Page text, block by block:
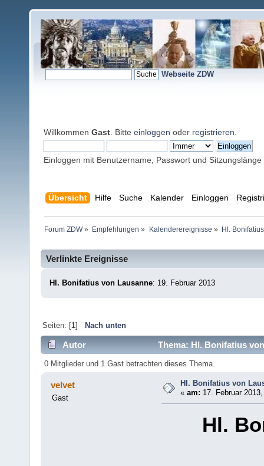
Webseite ZDW
Willkommen Gast . Bitte einloggen oder registrieren
Einloggen mit Benutzername, Passwort und Sitzungslänge
Übersicht Hilfe Suche Kalender Einloggen
Forum ZDW» Empfehlungen » Kalenderereignisse » Hl.
Verlinkte Ereignisse
Hl. Bonifatius von Lausanne: 19. Februar 2013
Seiten: [1] Nach unten
Autor Thema: Hl. Bonifatius
0 Mitglieder und 1 Gast betrachten dieses Thema.
velvet
Gast
Hl. Bonifatius von
«am: 17. Februar
Hl.